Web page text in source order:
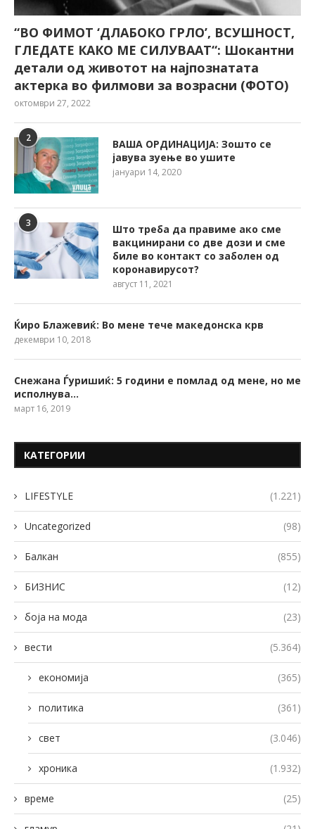
“ВО ФИМОТ ‘ДЛАБОКО ГРЛО’, ВСУШНОСТ,
ГЛЕДАТЕ КАКО МЕ СИЛУВААТ“: Шокантни
детали од животот на најпознатата
актерка во филмови за возрасни (ФОТО)
октомври 27, 2022
2
ВАША ОРДИНАЦИЈА: Зошто се
јавува зуење во ушите
јануари 14, 2020
3
Што треба да правиме ако сме
вакцинирани со две дози и сме
биле во контакт со заболен од
коронавирусот?
август 11, 2021
Ќиро Блажевиќ: Во мене тече македонска крв
декември 10, 2018
Снежана Ѓуришиќ: 5 години е помлад од мене, но ме
исполнува…
март 16, 2019
КАТЕГОРИИ
LIFESTYLE (1.221)
Uncategorized (98)
Балкан (855)
БИЗНИС (12)
боја на мода (23)
вести (5.364)
економија (365)
политика (361)
свет (3.046)
хроника (1.932)
време (25)